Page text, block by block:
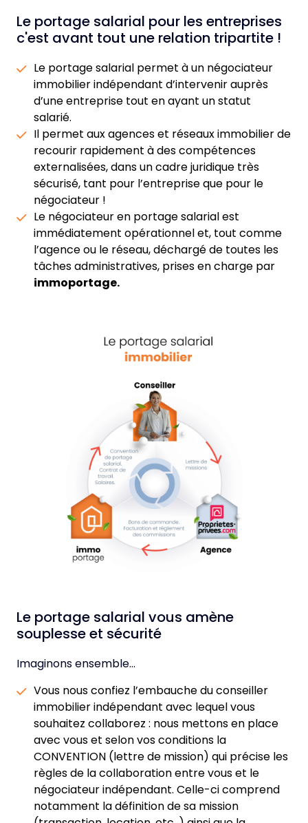
Le portage salarial pour les entreprises
c'est avant tout une relation tripartite !
Le portage salarial permet à un négociateur
immobilier indépendant d’intervenir auprès
d’une entreprise tout en ayant un statut
salarié.
Il permet aux agences et réseaux immobilier de
recourir rapidement à des compétences
externalisées, dans un cadre juridique très
sécurisé, tant pour l’entreprise que pour le
négociateur !
Le négociateur en portage salarial est
immédiatement opérationnel et, tout comme
l’agence ou le réseau, déchargé de toutes les
tâches administratives, prises en charge par
immoportage.
Le portage salarial vous amène
souplesse et sécurité
Imaginons ensemble…
Vous nous confiez l’embauche du conseiller
immobilier indépendant avec lequel vous
souhaitez collaborez : nous mettons en place
avec vous et selon vos conditions la
CONVENTION (lettre de mission) qui précise les
règles de la collaboration entre vous et le
négociateur indépendant. Celle-ci comprend
notamment la définition de sa mission